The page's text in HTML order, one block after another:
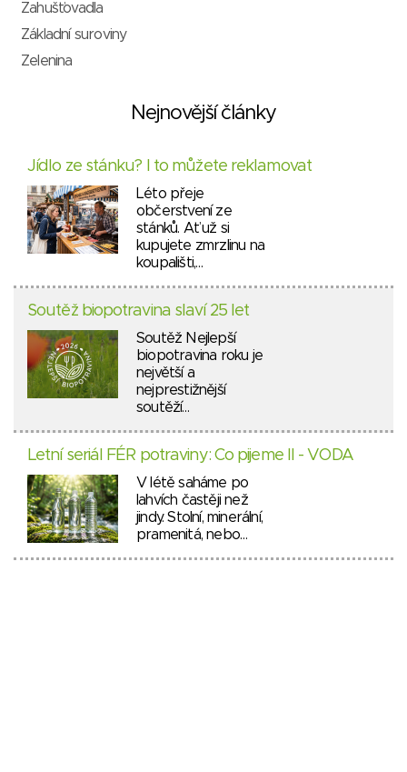
Zahušťovadla
Základní suroviny
Zelenina
Nejnovější články
Jídlo ze stánku? I to můžete reklamovat
Léto přeje
občerstvení ze
stánků. Ať už si
kupujete zmrzlinu na
koupališti,…
Soutěž biopotravina slaví 25 let
Soutěž Nejlepší
biopotravina roku je
největší a
nejprestižnější
soutěží…
Letní seriál FÉR potraviny: Co pijeme II - VODA
V létě saháme po
lahvích častěji než
jindy. Stolní, minerální,
pramenitá, nebo…